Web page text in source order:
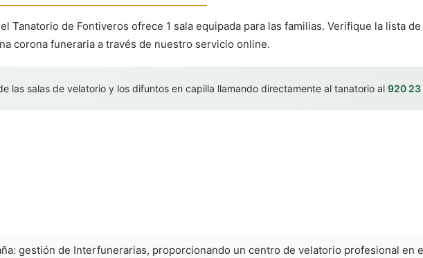
Tanatorio de Fontiveros ofrece 1 sala equipada para las familias. Verifique la lista
corona funeraria a través de nuestro servicio online.
las salas de velatorio y los difuntos en capilla llamando directamente al tanatorio al 920 23
gestión de Interfunerarias, proporcionando un centro de velatorio profesional en